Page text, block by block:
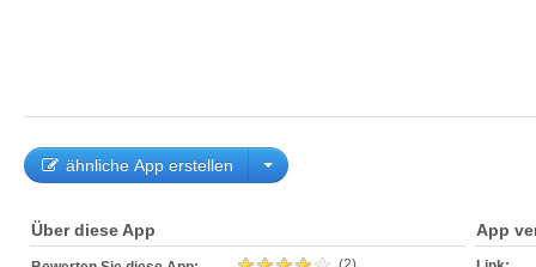
ähnliche App erstellen
Über diese App App